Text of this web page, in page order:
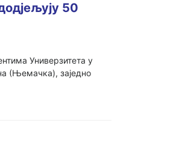
50
Универзитета у
(Њемачка), заједно